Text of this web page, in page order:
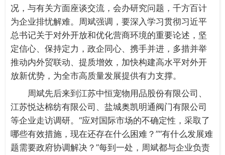
况，与有关方面座谈交流，会办研究问题，千方百计
为企业排忧解难。周斌强调，要深入学习贯彻习近平
总书记关于对外开放和优化营商环境的重要论述，坚
定信心、保持定力，政企同心、携手并进，多措并举
推动内外贸联动、提质增效，加快构建高水平对外开
放新优势，为全市高质量发展提供有力支撑。
周斌先后来到江苏中恒宠物用品股份有限公司、
江苏悦达棉纺有限公司、盐城奥凯明通阀门有限公司
等企业走访调研。“应对国际市场的不确定性，采取了
哪些有效措施，现在还存在什么困难？”“有什么发展难
题需要政府协调解决？”每到一处，周斌都与企业负责